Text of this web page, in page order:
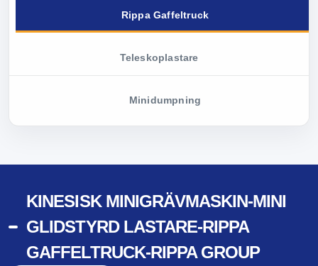
Rippa Gaffeltruck
Teleskoplastare
Minidumpning
KINESISK MINIGRÄVMASKIN-MINI
GLIDSTYRD LASTARE-RIPPA
GAFFELTRUCK-RIPPA GROUP